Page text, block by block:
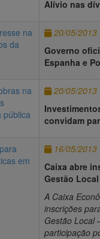
Alívio nas
20/05/2013
Governo
Espanha e
20/05/2013
convidam
16/05/2013
Caixa abre
Gestão Local
A Caixa
inscrições
Gestão Local
participação